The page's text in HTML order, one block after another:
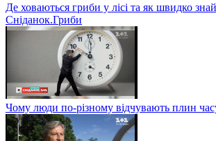
Де ховаються гриби у лісі та як швидко
Сніданок.Гриби
Чому люди по-різному відчувають плин